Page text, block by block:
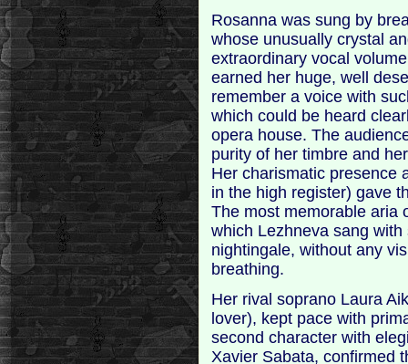
Rosanna was sung by
whose unusually crystal
extraordinary vocal
earned her huge, well
remember a voice with
which could be heard
opera house. The
purity of her timbre and
Her charismatic presence
in the high register) gave
The most memorable aria
which Lezhneva sang
nightingale, without any
breathing.
Her rival soprano Laura
lover), kept pace with
second character with
Xavier Sabata, confirmed